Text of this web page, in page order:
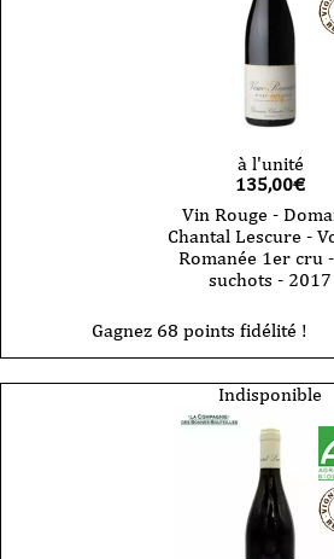
à l'unité
135,00€
Vin Rouge -
Chantal Lescure -
Romanée 1er cru
suchots - 2017
Gagnez 68 points fidélité !
Indisponible